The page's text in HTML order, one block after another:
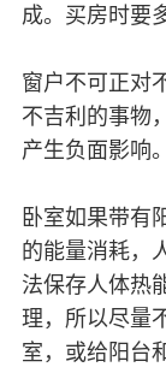
成。买房时要
窗户不可正对
不吉利的事物
产生负面影响
卧室如果带有
的能量消耗，
法保存人体热
理，所以尽量
室，或给阳台